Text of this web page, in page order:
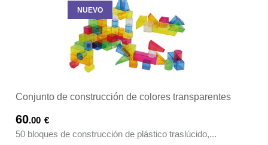
NUEVO
Conjunto de construcción de colores transparentes
60.00 €
50 bloques de construcción de plástico traslúcido,...